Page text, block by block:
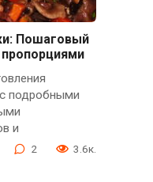
Пошаговый
подробными
и
2 3.6к.